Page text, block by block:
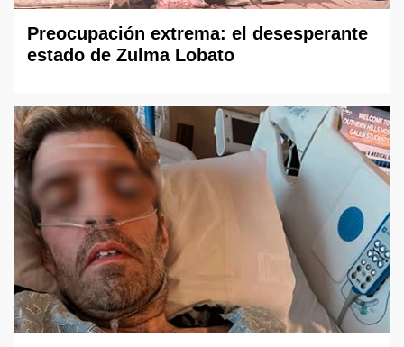
Preocupación extrema: el desesperante
estado de Zulma Lobato